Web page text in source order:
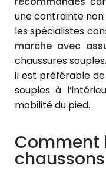
une contrainte non
les spécialistes
marche avec
chaussures
il est préférable
souples à
mobilité du pied.
Comment